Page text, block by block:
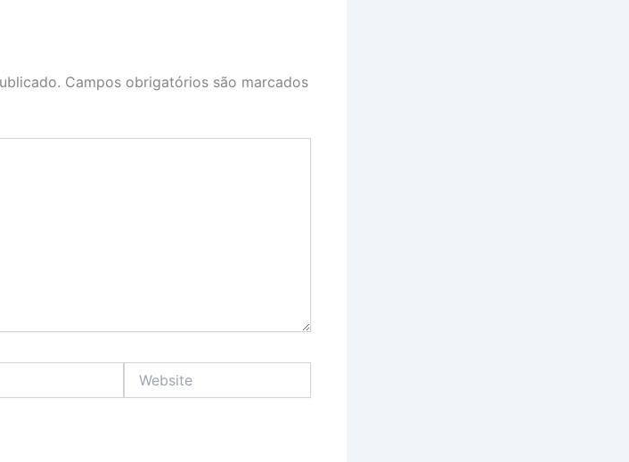
Campos obrigatórios são marcados